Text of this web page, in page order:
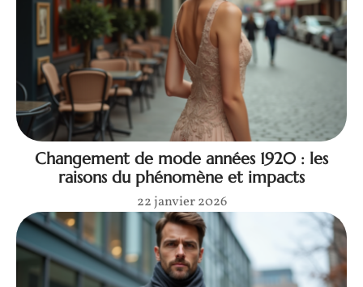
Changement de mode années 1920 : les
raisons du phénomène et impacts
22 janvier 2026